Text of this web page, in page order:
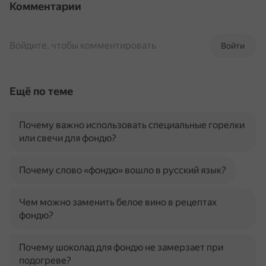
Комментарии
Войти
Войдите, чтобы комментировать
Ещё по теме
Почему важно использовать специальные горелки
или свечи для фондю?
Почему слово «фондю» вошло в русский язык?
Чем можно заменить белое вино в рецептах
фондю?
Почему шоколад для фондю не замерзает при
подогреве?